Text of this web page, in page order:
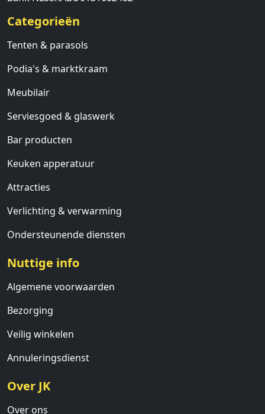
Categorieën
Tenten & parasols
Podia's & marktkraam
Meubilair
Serviesgoed & glaswerk
Bar producten
Keuken apperatuur
Attracties
Verlichting & verwarming
Ondersteunende diensten
Nuttige info
Algemene voorwaarden
Bezorging
Veilig winkelen
Annuleringsdienst
Over JK
Over ons